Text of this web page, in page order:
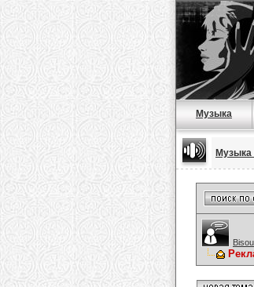
Музыка
Музыка